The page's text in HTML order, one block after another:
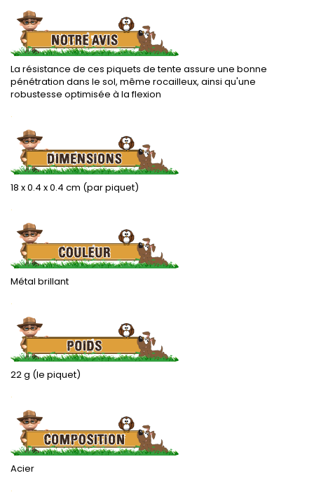
La résistance de ces piquets de tente assure une bonne
pénétration dans le sol, même rocailleux, ainsi qu'une
robustesse optimisée à la flexion
.
18 x 0.4 x 0.4 cm (par piquet)
.
Métal brillant
.
22 g (le piquet)
.
Acier
.